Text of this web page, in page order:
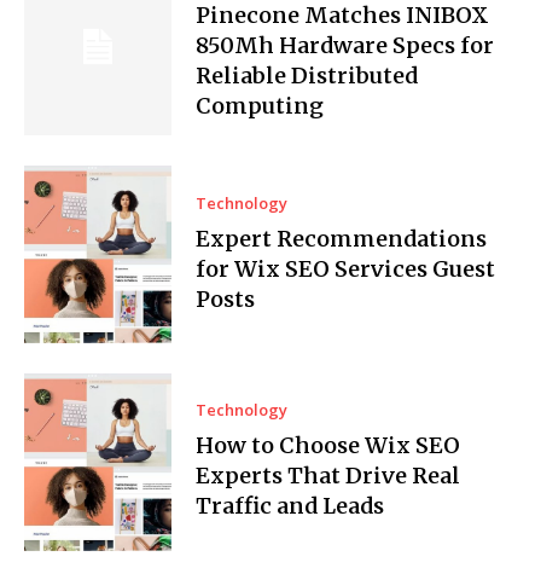
Pinecone Matches INIBOX
850Mh Hardware Specs for
Reliable Distributed
Computing
Technology
Expert Recommendations
for Wix SEO Services Guest
Posts
Technology
How to Choose Wix SEO
Experts That Drive Real
Traffic and Leads